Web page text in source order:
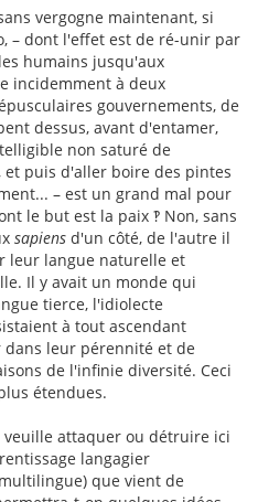
vergogne maintenant, si
– dont l'effet est de ré-unir par
humains jusqu'aux
incidemment à deux
gouvernements, de
dessus, avant d'entamer,
non saturé de
puis d'aller boire des pintes
– est un grand mal pour
le but est la paix ‽ Non, sans
sapiens d'un côté, de l'autre il
leur langue naturelle et
Il y avait un monde qui
tierce, l'idiolecte
à tout ascendant
leur pérennité et de
de l'infinie diversité. Ceci
étendues.
attaquer ou détruire ici
langagier
que vient de